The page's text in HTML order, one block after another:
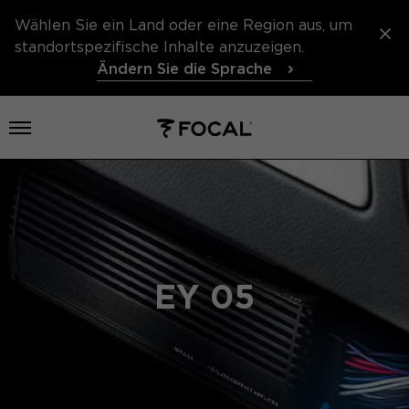
Wählen Sie ein Land oder eine Region aus, um
standortspezifische Inhalte anzuzeigen.
Ändern Sie die Sprache
Menü öffnen
EY 05